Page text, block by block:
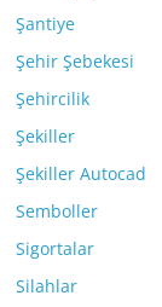
Şantiye
Şehir Şebekesi
Şehircilik
Şekiller
Şekiller Autocad
Semboller
Sigortalar
Silahlar